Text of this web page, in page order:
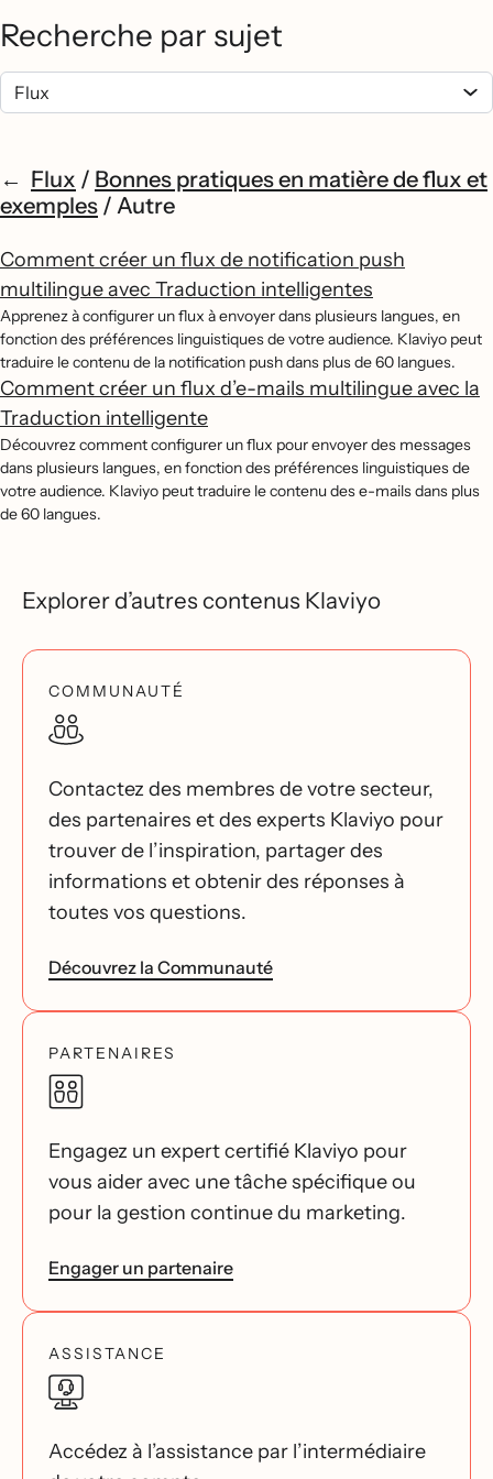
Recherche par sujet
Flux / Bonnes pratiques en matière de flux et
exemples / Autre
Comment créer un flux de notification push
multilingue avec Traduction intelligentes
Apprenez à configurer un flux à envoyer dans plusieurs langues, en
fonction des préférences linguistiques de votre audience. Klaviyo peut
traduire le contenu de la notification push dans plus de 60 langues.
Comment créer un flux d’e-mails multilingue avec la
Traduction intelligente
Découvrez comment configurer un flux pour envoyer des messages
dans plusieurs langues, en fonction des préférences linguistiques de
votre audience. Klaviyo peut traduire le contenu des e-mails dans plus
de 60 langues.
Explorer d’autres contenus Klaviyo
COMMUNAUTÉ
Contactez des membres de votre secteur,
des partenaires et des experts Klaviyo pour
trouver de l’inspiration, partager des
informations et obtenir des réponses à
toutes vos questions.
Découvrez la Communauté
PARTENAIRES
Engagez un expert certifié Klaviyo pour
vous aider avec une tâche spécifique ou
pour la gestion continue du marketing.
Engager un partenaire
ASSISTANCE
Accédez à l’assistance par l’intermédiaire